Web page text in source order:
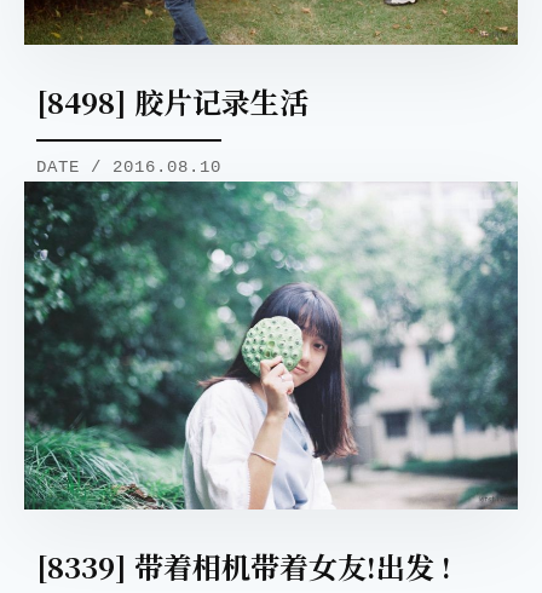
[8498] 胶片记录生活
DATE / 2016.08.10
[8339] 带着相机带着女友!出发 !